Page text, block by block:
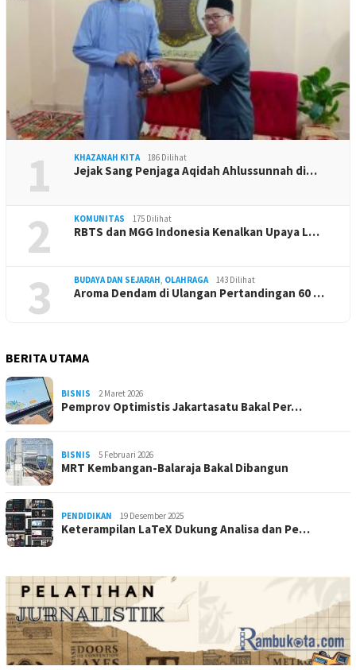
1 KHAZANAH KITA 186 Dilihat
Jejak Sang Penjaga Aqidah Ahlussunnah di…
2 KOMUNITAS 175 Dilihat
RBTS dan MGG Indonesia Kenalkan Upaya L…
3 BUDAYA DAN SEJARAH OLAHRAGA 143 Dilihat
Aroma Dendam di Ulangan Pertandingan 60 …
BERITA UTAMA
BISNIS 2 Maret 2026
Pemprov Optimistis Jakartasatu Bakal Per…
BISNIS 5 Februari 2026
MRT Kembangan-Balaraja Bakal Dibangun
PENDIDIKAN 19 Desember 2025
Keterampilan LaTeX Dukung Analisa dan Pe…